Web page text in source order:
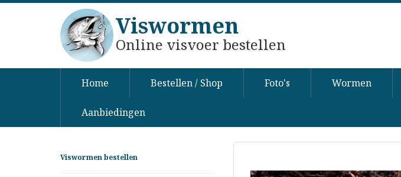
Viswormen
Online visvoer bestellen
Home Bestellen / Shop Foto's Wormen
Aanbiedingen
Viswormen bestellen